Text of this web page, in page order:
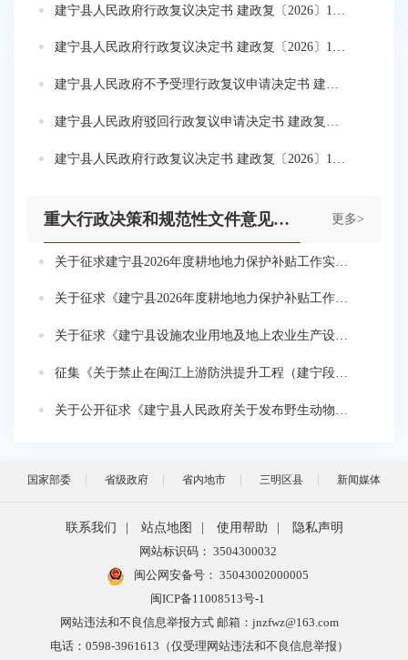
建宁县人民政府行政复议决定书 建政复〔2026〕13号-2
建宁县人民政府不予受理行政复议申请决定书 建政复〔2026〕12号
建宁县人民政府驳回行政复议申请决定书 建政复〔2026〕11号-2
更多>
重大行政决策和规范性文件意见征集
关于征求《建宁县2026年度耕地地力保护补贴工作实施方案（征求意见稿）》意见的公告
关于征求《建宁县设施农业用地及地上农业生产设施权属登记办法（试行）》通知
国家部委 省级政府 省内地市 三明区县 新闻媒体
联系我们 | 站点地图 | 使用帮助 |
隐私声明
网站标识码： 3504300032
闽公网安备号： 35043002000005
闽ICP备11008513号-1
网站违法和不良信息举报方式 邮箱：jnzfwz@163.com
电话：0598-3961613（仅受理网站违法和不良信息举报）